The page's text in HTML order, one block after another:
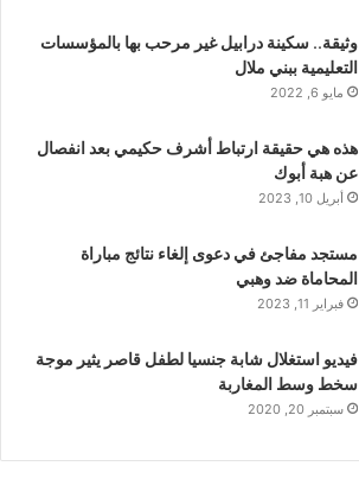
وثيقة.. سكينة درابيل غير مرحب بها بالمؤسسات
التعليمية ببني ملال
مايو 6, 2022
هذه هي حقيقة ارتباط أشرف حكيمي بعد انفصال
عن هبة أبوك
أبريل 10, 2023
مستجد مفاجئ في دعوى إلغاء نتائج مباراة
المحاماة ضد وهبي
فبراير 11, 2023
فيديو استغلال شابة جنسيا لطفل قاصر يثير موجة
سخط وسط المغاربة
سبتمبر 20, 2020